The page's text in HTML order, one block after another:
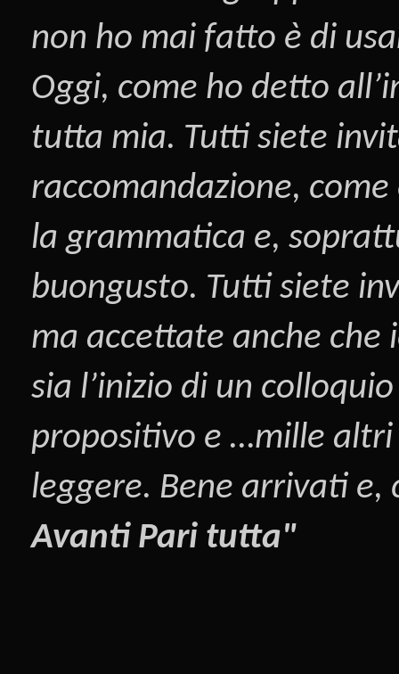
non ho mai fatto è di
Oggi, come ho detto
tutta mia. Tutti siete
raccomandazione,
la grammatica e,
buongusto. Tutti siete
ma accettate anche che
sia l’inizio di un
propositivo e …mille
leggere. Bene arrivati e,
Avanti Pari tutta"